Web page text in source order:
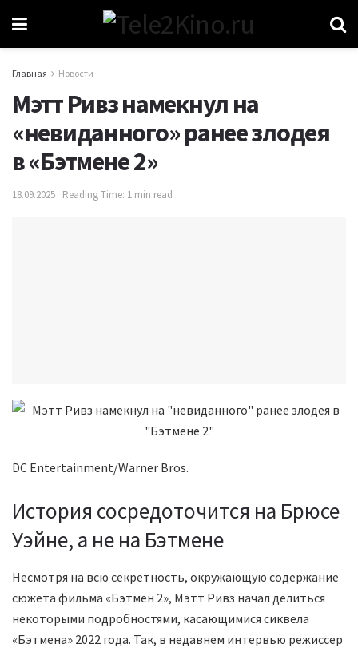
Главная Новости
Мэтт Ривз намекнул на
«невиданного» ранее злодея
в «Бэтмене 2»
18.09.2025 Reading Time: 1 min read
DC Entertainment/Warner Bros.
История сосредоточится на Брюсе
Уэйне, а не на Бэтмене
Несмотря на всю секретность, окружающую содержание
сюжета фильма «Бэтмен 2», Мэтт Ривз начал делиться
некоторыми подробностями, касающимися сиквела
«Бэтмена» 2022 года. Так, в недавнем интервью режиссер